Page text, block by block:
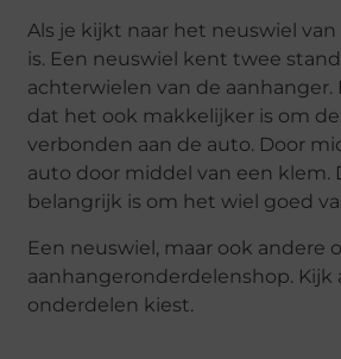
Als je kijkt naar het neuswiel
is. Een neuswiel kent twee
achterwielen van de
dat het ook makkelijker is om
verbonden aan de auto. Door
auto door middel van een
belangrijk is om het wiel goed
Een neuswiel, maar ook
aanhangeronderdelenshop.
onderdelen kiest.